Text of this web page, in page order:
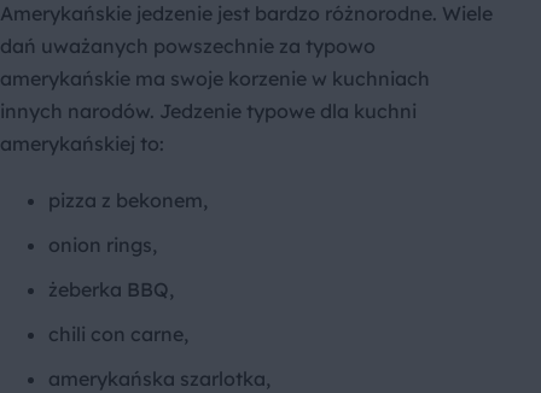
Amerykańskie jedzenie jest bardzo różnorodne. Wiele
dań uważanych powszechnie za typowo
amerykańskie ma swoje korzenie w kuchniach
innych narodów. Jedzenie typowe dla kuchni
amerykańskiej to:
pizza z bekonem,
onion rings,
żeberka BBQ,
chili con carne,
amerykańska szarlotka,